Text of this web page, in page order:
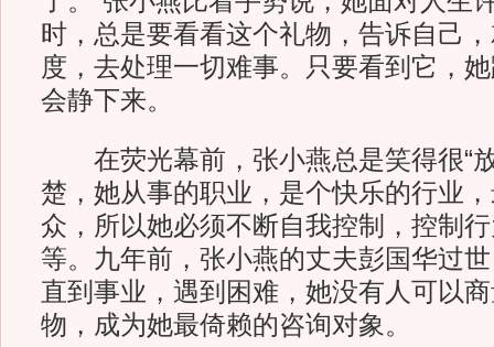
时，总是要看看这个礼物，告诉自己
度，去处理一切难事。只要看到它，
会静下来。
在荧光幕前，张小燕总是笑得很“
楚，她从事的职业，是个快乐的行业
众，所以她必须不断自我控制，控制
等。九年前，张小燕的丈夫彭国华过
直到事业，遇到困难，她没有人可以
物，成为她最倚赖的咨询对象。